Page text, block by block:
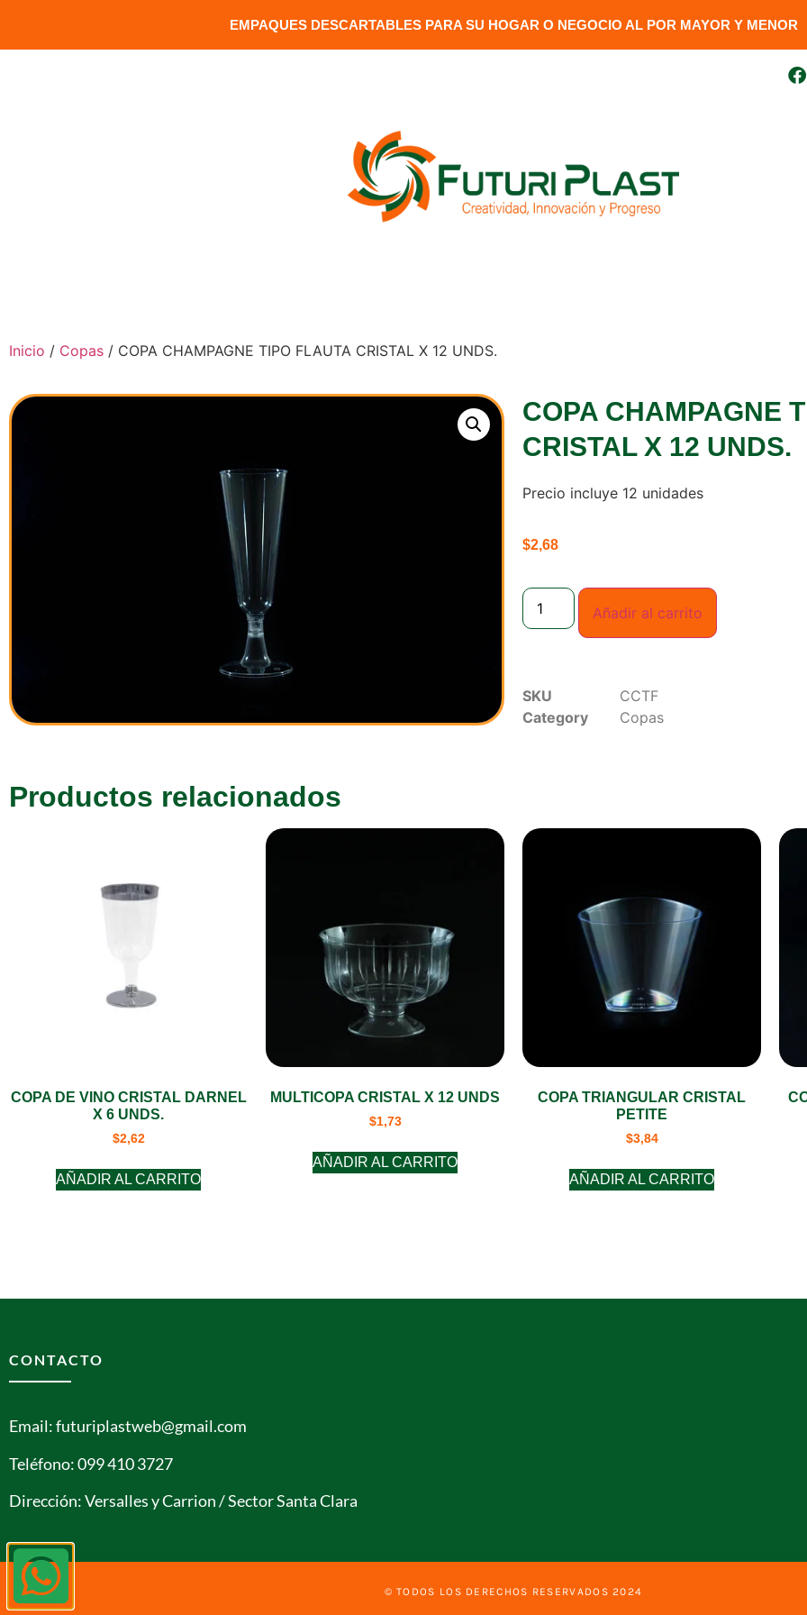
EMPAQUES DESCARTABLES PARA SU HOGAR O NEGOCIO AL POR MAYOR Y MENOR​
Inicio / Copas / COPA CHAMPAGNE TIPO FLAUTA CRISTAL X 12 UNDS.
COPA CHAMPAGNE
CRISTAL X 12 UNDS.
Precio incluye 12 unidades
$2,68
Añadir al carrito
SKU
CCTF
Category
Copas
Productos relacionados
COPA DE VINO CRISTAL DARNEL
X 6 UNDS.
$2,62
AÑADIR AL CARRITO
MULTICOPA CRISTAL X 12 UNDS
$1,73
AÑADIR AL CARRITO
COPA TRIANGULAR CRISTAL
PETITE
$3,84
AÑADIR AL CARRITO
CONTACTO
Email: futuriplastweb@gmail.com
Teléfono: 099 410 3727
Dirección: Versalles y Carrion / Sector Santa Clara
© TODOS LOS DERECHOS RESERVADOS 2024